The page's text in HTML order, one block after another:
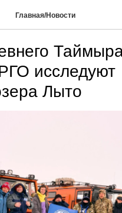
Главная/Новости
исследуют
Лыто